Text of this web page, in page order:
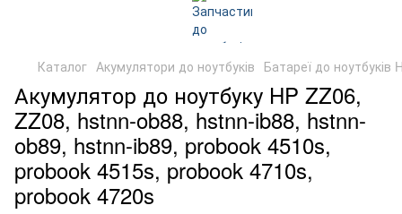
Каталог Акумулятори до ноутбуків Батареї до ноутбуків
Акумулятор до ноутбуку HP ZZ06,
ZZ08, hstnn-ob88, hstnn-ib88, hstnn-
ob89, hstnn-ib89, probook 4510s,
probook 4515s, probook 4710s,
probook 4720s